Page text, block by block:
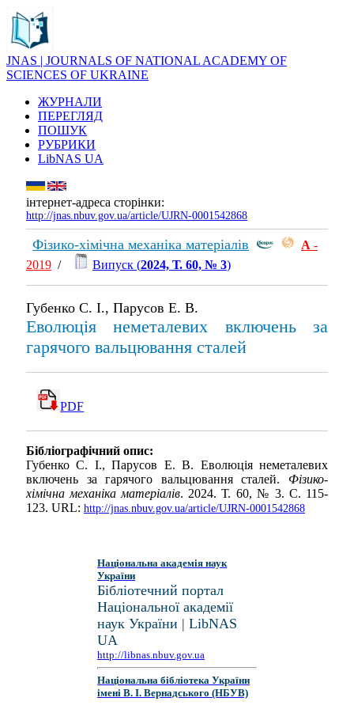
JNAS | JOURNALS OF NATIONAL ACADEMY OF
SCIENCES OF UKRAINE
ЖУРНАЛИ
ПЕРЕГЛЯД
ПОШУК
РУБРИКИ
LibNAS UA
інтернет-адреса сторінки:
http://jnas.nbuv.gov.ua/article/UJRN-0001542868
Фізико-хімічна механіка матеріалів А -
2019 / Випуск (2024, Т. 60, № 3)
Губенко С. І., Парусов Е. В.
Еволюція неметалевих включень за
гарячого вальцювання сталей
PDF
Бібліографічний опис:
Губенко С. І., Парусов Е. В. Еволюція неметалевих
включень за гарячого вальцювання сталей. Фізико-
хімічна механіка матеріалів. 2024. Т. 60, № 3. С. 115-
123. URL: http://jnas.nbuv.gov.ua/article/UJRN-0001542868
Національна академія наук
України
Бібліотечний портал
Національної академії
наук України | LibNAS
UA
http://libnas.nbuv.gov.ua
Національна бібліотека України
імені В. І. Вернадського (НБУВ)